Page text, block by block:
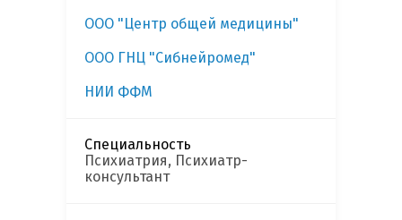
ООО "Центр общей медицины"
ООО ГНЦ "Сибнейромед"
НИИ ФФМ
Специальность
Психиатрия, Психиатр-
консультант